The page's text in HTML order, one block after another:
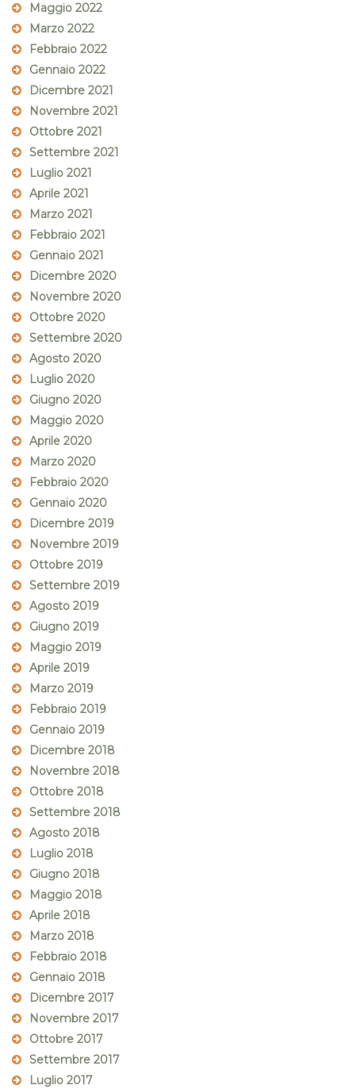
Maggio 2022
Marzo 2022
Febbraio 2022
Gennaio 2022
Dicembre 2021
Novembre 2021
Ottobre 2021
Settembre 2021
Luglio 2021
Aprile 2021
Marzo 2021
Febbraio 2021
Gennaio 2021
Dicembre 2020
Novembre 2020
Ottobre 2020
Settembre 2020
Agosto 2020
Luglio 2020
Giugno 2020
Maggio 2020
Aprile 2020
Marzo 2020
Febbraio 2020
Gennaio 2020
Dicembre 2019
Novembre 2019
Ottobre 2019
Settembre 2019
Agosto 2019
Giugno 2019
Maggio 2019
Aprile 2019
Marzo 2019
Febbraio 2019
Gennaio 2019
Dicembre 2018
Novembre 2018
Ottobre 2018
Settembre 2018
Agosto 2018
Luglio 2018
Giugno 2018
Maggio 2018
Aprile 2018
Marzo 2018
Febbraio 2018
Gennaio 2018
Dicembre 2017
Novembre 2017
Ottobre 2017
Settembre 2017
Luglio 2017